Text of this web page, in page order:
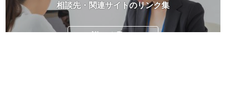
相談先・関連サイトのリンク集